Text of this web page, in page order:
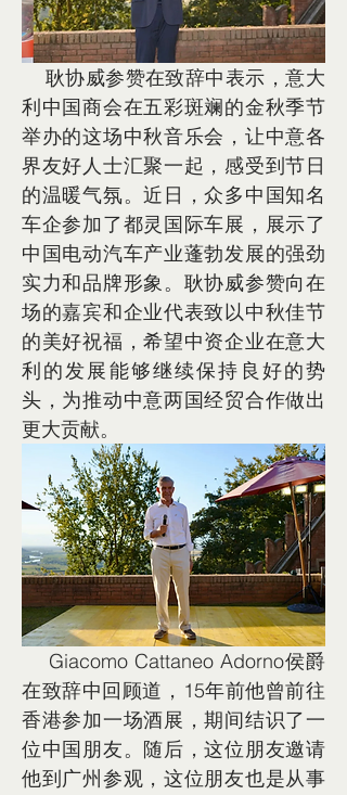
利中国商会在五彩斑斓的金秋季节
举办的这场中秋音乐会，让中意各
界友好人士汇聚一起，感受到节日
的温暖气氛。近日，众多中国知名
车企参加了都灵国际车展，展示了
中国电动汽车产业蓬勃发展的强劲
实力和品牌形象。耿协威参赞向在
场的嘉宾和企业代表致以中秋佳节
的美好祝福，希望中资企业在意大
利的发展能够继续保持良好的势
头，为推动中意两国经贸合作做出
更大贡献。
在致辞中回顾道，15年前他曾前往
香港参加一场酒展，期间结识了一
位中国朋友。随后，这位朋友邀请
他到广州参观，这位朋友也是从事